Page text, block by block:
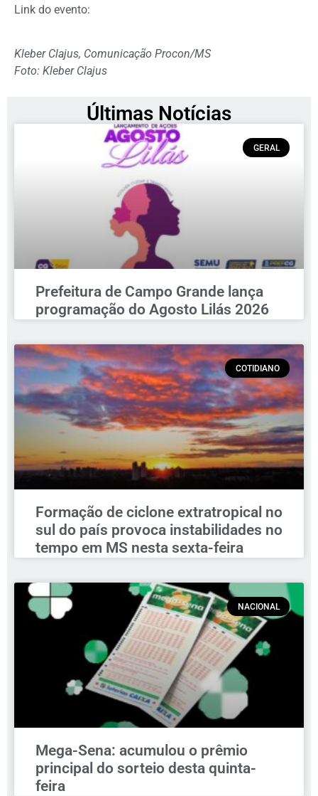
Link do evento:
Kleber Clajus, Comunicação Procon/MS
Foto: Kleber Clajus
Últimas Notícias
GERAL
Prefeitura de Campo Grande lança
programação do Agosto Lilás 2026
COTIDIANO
Formação de ciclone extratropical no
sul do país provoca instabilidades no
tempo em MS nesta sexta-feira
NACIONAL
Mega-Sena: acumulou o prêmio
principal do sorteio desta quinta-
feira